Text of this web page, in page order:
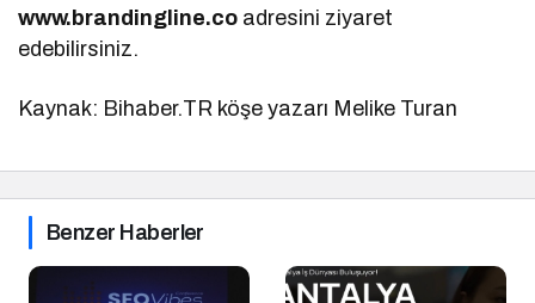
www.brandingline.co adresini ziyaret
edebilirsiniz.
Kaynak: Bihaber.TR köşe yazarı Melike Turan
Benzer Haberler